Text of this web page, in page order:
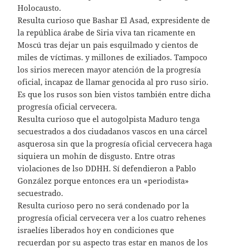
Holocausto.
Resulta curioso que Bashar El Asad, expresidente de
la república árabe de Siria viva tan ricamente en
Moscú tras dejar un pais esquilmado y cientos de
miles de víctimas. y millones de exiliados. Tampoco
los sirios merecen mayor atención de la progresía
oficial, incapaz de llamar genocida al pro ruso sirio.
Es que los rusos son bien vistos también entre dicha
progresía oficial cervecera.
Resulta curioso que el autogolpista Maduro tenga
secuestrados a dos ciudadanos vascos en una cárcel
asquerosa sin que la progresía oficial cervecera haga
siquiera un mohín de disgusto. Entre otras
violaciones de lso DDHH. Sí defendieron a Pablo
González porque entonces era un «periodista»
secuestrado.
Resulta curioso pero no será condenado por la
progresía oficial cervecera ver a los cuatro rehenes
israelíes liberados hoy en condiciones que
recuerdan por su aspecto tras estar en manos de los